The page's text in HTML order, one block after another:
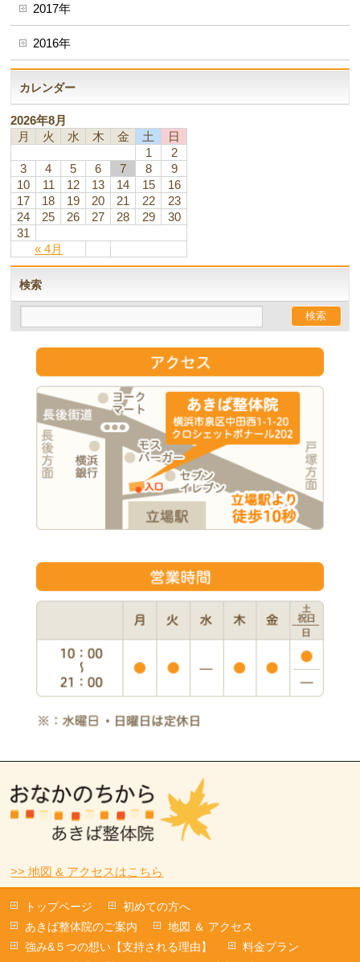
2017年
2016年
カレンダー
2026年8月
月
火 水 木 金 土 日
« 4月
1
2
3
4 5 6 7 8
9
10
11 12 13 14 15
16
17
18 19 20 21 22
23
24
25 26 27 28 29
30
31
検索
>> 地図 & アクセスはこちら
トップページ
初めての方へ
あきば整体院のご案内
地図 ＆ アクセス
強み&５つの想い【支持される理由】
料金プラン